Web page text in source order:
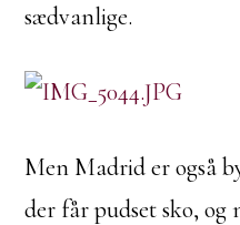
sædvanlige.
Men Madrid er også
der får pudset sko, og